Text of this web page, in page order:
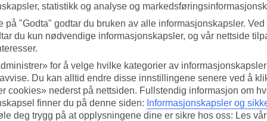
vårt>
statistikk og analyse og
på "Godta" godtar du bruken av alle informasjonskapsler.
du kun nødvendige informasjonskapsler, og vår nettside
for å velge hvilke kategorier av
Du kan alltid endre disse innstillingene senere ved å
cookies» nederst på nettsiden. Fullstendig informasjon om
finner du på denne siden: Informasjonskapsler og
deg trygg på at opplysningene dine er sikre hos oss: Les vår